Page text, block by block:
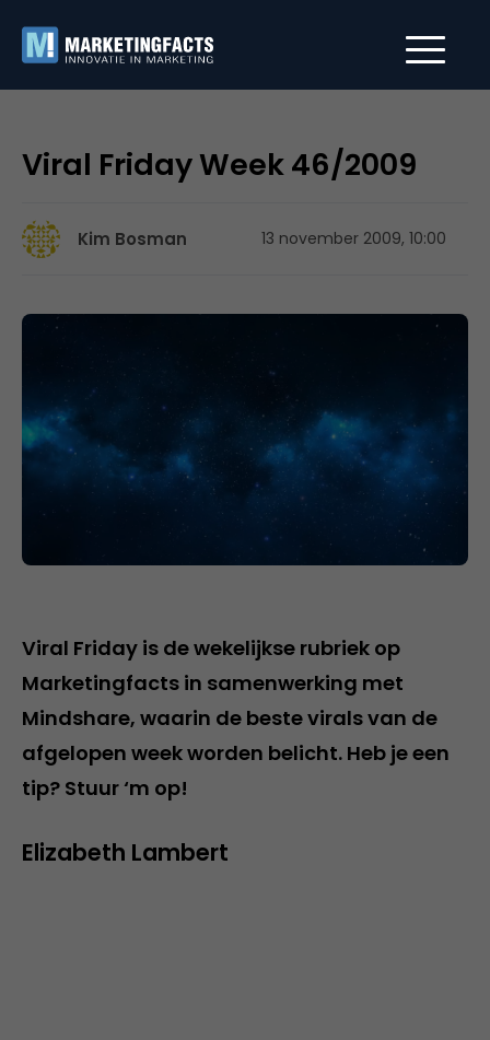
Viral Friday Week 46/2009
Kim Bosman 13 november 2009, 10:00
Viral Friday is de wekelijkse rubriek op
Marketingfacts in samenwerking met
Mindshare, waarin de beste virals van de
afgelopen week worden belicht. Heb je een
tip? Stuur ‘m op!
Elizabeth Lambert